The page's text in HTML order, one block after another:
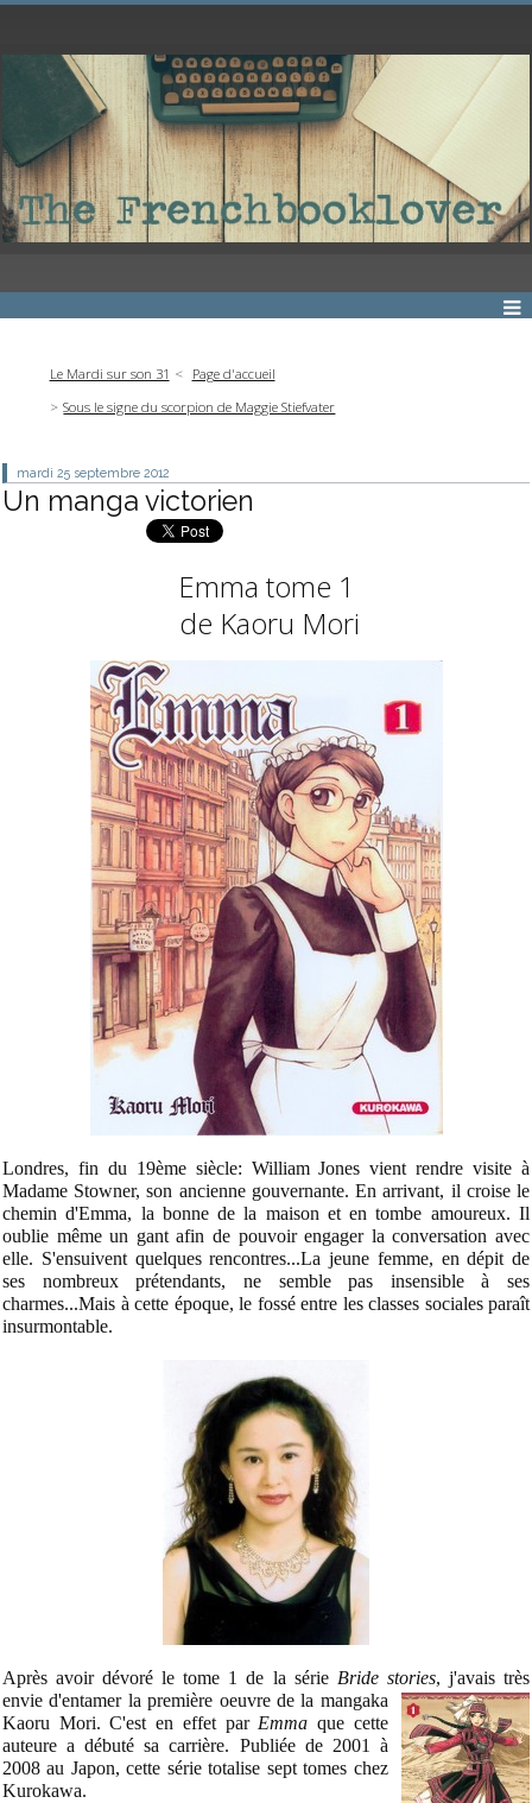
Le Mardi sur son 31
Page d'accueil
Sous le signe du scorpion de Maggie Stiefvater
mardi 25 septembre 2012
Un manga victorien
Emma tome 1
de Kaoru Mori
Londres, fin du 19ème siècle: William Jones vient rendre visite à
Madame Stowner, son ancienne gouvernante. En arrivant, il croise le
chemin d'Emma, la bonne de la maison et en tombe amoureux. Il
oublie même un gant afin de pouvoir engager la conversation avec
elle. S'ensuivent quelques rencontres...La jeune femme, en dépit de
ses nombreux prétendants, ne semble pas insensible à ses
charmes...Mais à cette époque, le fossé entre les classes sociales paraît
insurmontable.
Après avoir dévoré le tome 1 de la série Bride stories, j'avais très
envie d'entamer la première oeuvre de la mangaka
Kaoru Mori. C'est en effet par Emma que cette
auteure a débuté sa carrière. Publiée de 2001 à
2008 au Japon, cette série totalise sept tomes chez
Kurokawa.